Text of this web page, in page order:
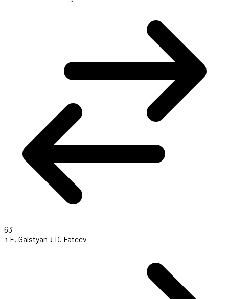
63'
↑ E. Galstyan ↓ D. Fateev